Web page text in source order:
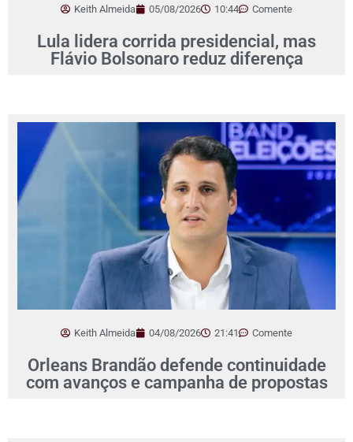
Keith Almeida 05/08/2026 10:44 Comente
Lula lidera corrida presidencial, mas
Flávio Bolsonaro reduz diferença
Keith Almeida 04/08/2026 21:41 Comente
Orleans Brandão defende continuidade
com avanços e campanha de propostas